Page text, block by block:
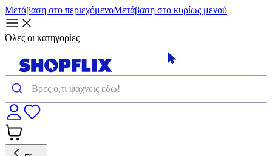
Μετάβαση στο περιεχόμενοΜετάβαση στο κυρίως μενού
Όλες οι κατηγορίες